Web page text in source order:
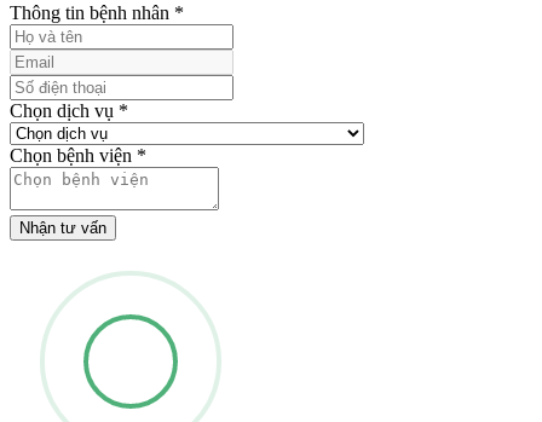
Thông tin bệnh nhân *
Chọn dịch vụ *
Chọn bệnh viện *
Nhận tư vấn